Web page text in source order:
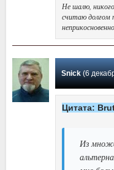
Не шалю,
считаю долгом
Snick(6 декабря
Цитата:
Из